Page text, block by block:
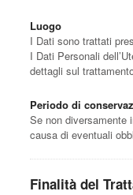
Luogo
I Dati sono trattati
I Dati Personali
dettagli sul
Periodo di
Se non diversamente
causa di eventuali
Finalità del